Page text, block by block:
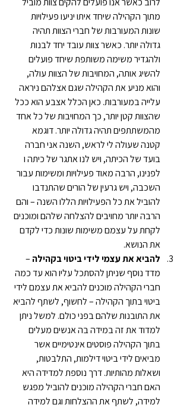
מתוך הקהילה שיחד איתו יניעו פעילויות
שונות המעורבות של חברי הצוות תהיה
גדולה יותר. כאשר צוות עובד יחד לבנות
ולהגדיר משימה משותפת שיחד פועלים
להשיג אותה, המחויבות של הצוות עולה,
והוא מניע את הקהילה שגם אצלהם ניראה
עלייה במעורבות. כאן הכלל אצבע הוא ככל
שהצוות קטן יותר, כך המחויבות של כל אחד
מהמשתתפים תהיה גדולה יותר. דוגמא
קטנה שעולה לי לראש, השנה אני חברה
בועד של הכיתה, ויש לנו אתגר של כיתה ו
לפנינו, הרבה מאוד פעילויות ומשימות עבור
השכבה, ויש גרעין של הורים שהתנדבו
להוביל את כל הפעילויות הללו השנה – והם
הרבה יותר מחויבים להצלחה שלהם ומוכנים
לקחת על עצמם משימות שונות כדי לקדם
את הנושא.
להביא את עצמי לידי ביטוי בקהילה –
מדד נוסף שניתן להסתכל עליו הוא עד כמה
חברי הקהילה מוכנים להביא את עצמם לידי
ביטוי בתוך הקהילה – לחשוף, לשתף להביא
את התובנות שלהם בפני כולם. למשל ניתן
למדוד את זה במידה בה אנשים מעלים
בתוך הקהילה פוסטים אינטימיים אשר
מביאים לידי ביטוי דילמות, התלבטות,
ושאלות מהותיות. דרך נוספת למדידה היא
האם חברי הקהילה מוכנים להוביל מפגש
למידה, לשתף את ההצלחות וגם למידה